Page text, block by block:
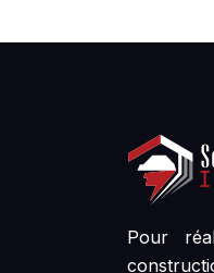
Pour